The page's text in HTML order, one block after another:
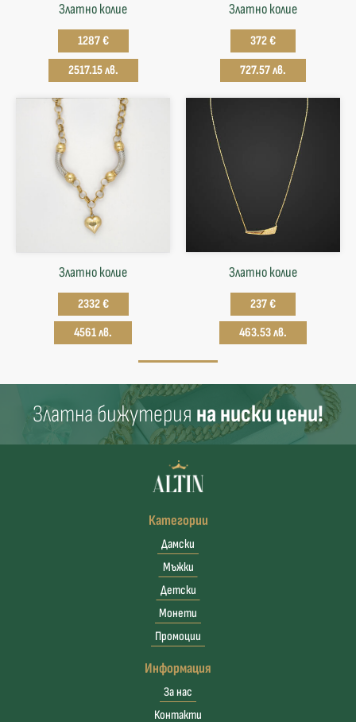
Златно колие
1287 €
2517.15 лв.
Златнo колие
372 €
727.57 лв.
Златно колие
2332 €
4561 лв.
Златнo колие
237 €
463.53 лв.
Златна бижутерия на ниски цени!
Категории
Дамски
Мъжки
Детски
Монети
Промоции
Информация
За нас
Контакти